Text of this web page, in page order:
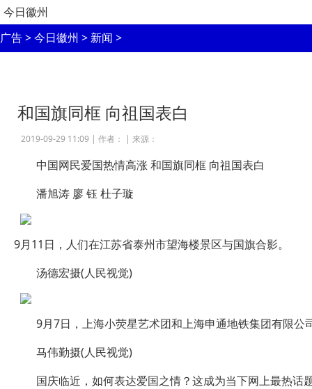
今日徽州
广告>今日徽州 > 新闻 >
和国旗同框 向祖国表白
2019-09-29 11:09 | 作者： | 来源：
中国网民爱国热情高涨 和国旗同框 向祖国表白
潘旭涛 廖 钰 杜子璇
9月11日，人们在江苏省泰州市望海楼景区与国旗合影。
汤德宏摄(人民视觉)
9月7日，上海小荧星艺术团和上海申通地铁集团有限公
马伟勤摄(人民视觉)
国庆临近，如何表达爱国之情？这成为当下网上最热话